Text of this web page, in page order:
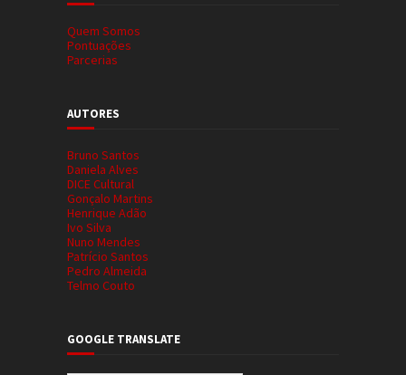
Quem Somos
Pontuações
Parcerias
AUTORES
Bruno Santos
Daniela Alves
DICE Cultural
Gonçalo Martins
Henrique Adão
Ivo Silva
Nuno Mendes
Patrício Santos
Pedro Almeida
Telmo Couto
GOOGLE TRANSLATE